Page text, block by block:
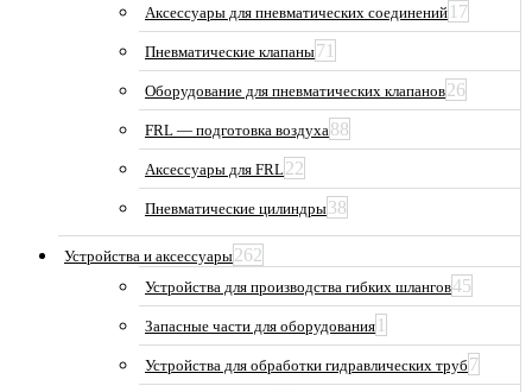
Аксессуары для пневматических соединений 17
Пневматические клапаны71
Оборудование для пневматических клапанов26
FRL — подготовка воздуха88
Аксессуары для FRL22
Пневматические цилиндры38
Устройства и аксессуары262
Устройства для производства гибких шлангов45
Запасные части для оборудования 1
Устройства для обработки гидравлических труб 7